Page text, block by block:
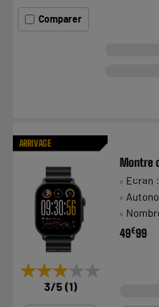
Comparer
ARRIVAGE
★★★★★
★★★★★
3/5 (1)
Montre
Ecran
49€99